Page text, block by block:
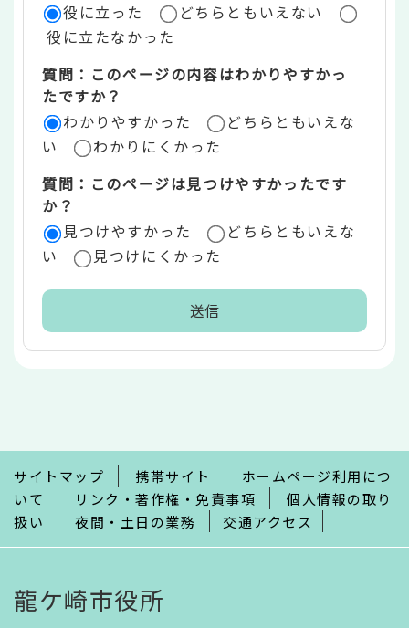
価
リ
ア
役に立った
どちらともいえない
役に立たなかった
質問：このページの内容はわかりやすかっ
たですか？
わかりやすかった
どちらともいえな
い
わかりにくかった
質問：このページは見つけやすかったです
か？
見つけやすかった
どちらともいえな
い
見つけにくかった
で
サイトマップ 携帯サイト
ホームページ利用につ
いて
リンク・著作権・免責事項
個人情報の取り
扱い
夜間・土日の業務 交通アクセス
龍ケ崎市役所